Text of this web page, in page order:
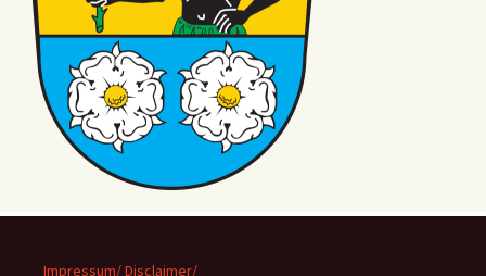
Impressum/ Disclaimer/